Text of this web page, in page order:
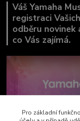
Váš Yamaha
registraci
odběru
co Vás zajímá.
Pro základní